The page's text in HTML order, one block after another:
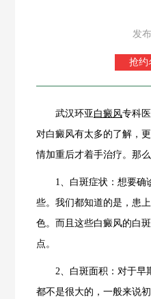
发
抢约
武汉环亚 白癜风专科
对白癜风有太多的了解，
情加重后才着手治疗。那
1、白斑症状：想要确诊
些。我们都知道的是，患
色。而且这些白癜风的白
点。
2、白斑面积：对于早期
都不是很大的，一般来说